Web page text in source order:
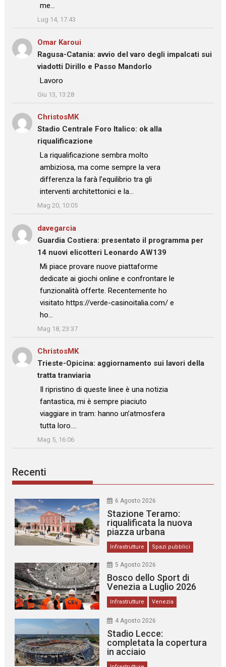
me…
”
Lug 14, 17:43
Omar Karoui
Ragusa-Catania: avvio del varo degli impalcati sui
viadotti Dirillo e Passo Mandorlo
: “Lavoro
”
Giu 13, 13:28
ChristosMKsu
Stadio Centrale Foro Italico: ok alla
riqualificazione
: “La riqualificazione sembra molto
ambiziosa, ma come sempre la vera
differenza la farà l’equilibrio tra gli
interventi architettonici e la…
”
Mag 20, 10:05
davegarcia
Guardia Costiera: presentato il programma per
14 nuovi elicotteri Leonardo AW139
: “
Mi piace provare nuove piattaforme
dedicate ai giochi online e confrontare le
funzionalità offerte. Recentemente ho
visitato https://verde-casinoitalia.com/ e
ho…
”
Mag 18, 23:37
ChristosMKsu
Trieste-Opicina: aggiornamento sui lavori della
tratta tranviaria
: “
Il ripristino di queste linee è una notizia
fantastica, mi è sempre piaciuto
viaggiare in tram: hanno un’atmosfera
tutta loro.…
”
Mag 5, 16:06
Recenti
6 Agosto 2026
Stazione Teramo:
riqualificata la nuova
piazza urbana
Infrastrutture Spazi pubblici
5 Agosto 2026
Bosco dello Sport di
Venezia a Luglio 2026
Infrastrutture Venezia
4 Agosto 2026
Stadio Lecce:
completata la copertura
in acciaio